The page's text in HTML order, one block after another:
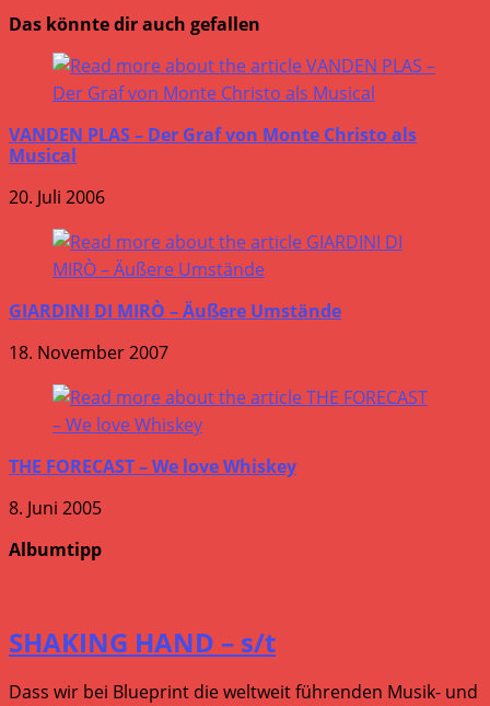
Das könnte dir auch gefallen
VANDEN PLAS – Der Graf von Monte Christo als
Musical
20. Juli 2006
GIARDINI DI MIRÒ – Äußere Umstände
18. November 2007
THE FORECAST – We love Whiskey
8. Juni 2005
Albumtipp
SHAKING HAND – s/t
Dass wir bei Blueprint die weltweit führenden Musik- und